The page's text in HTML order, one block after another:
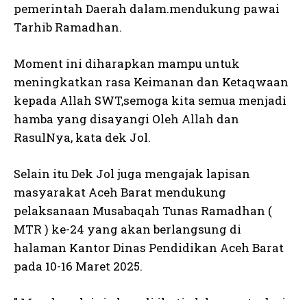
pemerintah Daerah dalam.mendukung pawai
Tarhib Ramadhan.
Moment ini diharapkan mampu untuk
meningkatkan rasa Keimanan dan Ketaqwaan
kepada Allah SWT,semoga kita semua menjadi
hamba yang disayangi Oleh Allah dan
RasulNya, kata dek Jol.
Selain itu Dek Jol juga mengajak lapisan
masyarakat Aceh Barat mendukung
pelaksanaan Musabaqah Tunas Ramadhan (
MTR ) ke-24 yang akan berlangsung di
halaman Kantor Dinas Pendidikan Aceh Barat
pada 10-16 Maret 2025.